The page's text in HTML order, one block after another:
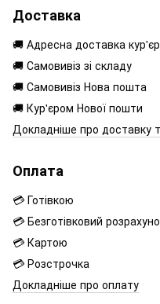
Доставка
🚚 Адресна доставка
🚚 Самовивіз зі складу
🚚 Самовивіз Нова пошта
🚚 Кур'єром Нової пошти
Докладніше про доставку
Оплата
💳 Готівкою
💳 Безготівковий
💳 Картою
💳 Розстрочка
Докладніше про оплату